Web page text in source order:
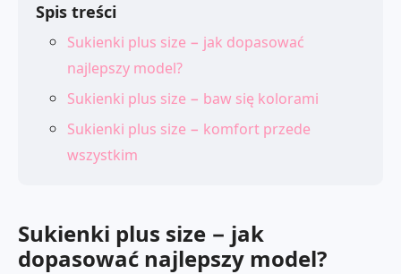
Spis treści
Sukienki plus size − jak dopasować
najlepszy model?
Sukienki plus size − baw się kolorami
Sukienki plus size − komfort przede
wszystkim
Sukienki plus size − jak
dopasować najlepszy model?